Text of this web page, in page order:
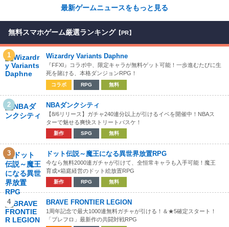
最新ゲームニュースをもっと見る
無料スマホゲーム厳選ランキング 【PR】
1 Wizardry Variants Daphne
『FFXI』コラボ中、限定キャラが無料ゲット可能！一歩進むたびに生
死を賭ける、本格ダンジョンRPG！
コラボ RPG 無料
2 NBAダンクシティ
【8/6リリース】ガチャ240連分以上が引けるイベを開催中！NBAス
ターで魅せる爽快ストリートバスケ！
新作 SPG 無料
3 ドット伝説～魔王になる異世界放置RPG
今なら無料2000連ガチャが引けて、全恒常キャラも入手可能！魔王
育成×箱庭経営のドット絵放置RPG
新作 RPG 無料
4 BRAVE FRONTIER LEGION
1周年記念で最大1000連無料ガチャが引ける！＆★5確定スタート！
「ブレフロ」最新作の共闘対戦RPG